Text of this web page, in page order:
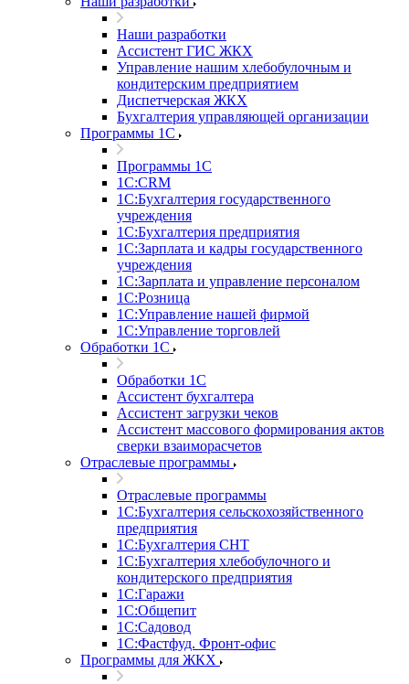
Наши разработки
Ассистент ГИС ЖКХ
Управление нашим хлебобулочным и
кондитерским предприятием
Диспетчерская ЖКХ
Бухгалтерия управляющей организации
Программы 1С
Программы 1С
1С:CRM
1С:Бухгалтерия государственного
учреждения
1С:Бухгалтерия предприятия
1С:Зарплата и кадры государственного
учреждения
1С:Зарплата и управление персоналом
1С:Розница
1С:Управление нашей фирмой
1С:Управление торговлей
Обработки 1С
Обработки 1С
Ассистент бухгалтера
Ассистент загрузки чеков
Ассистент массового формирования актов
сверки взаиморасчетов
Отраслевые программы
Отраслевые программы
1С:Бухгалтерия сельскохозяйственного
предприятия
1С:Бухгалтерия СНТ
1С:Бухгалтерия хлебобулочного и
кондитерского предприятия
1С:Гаражи
1С:Общепит
1С:Садовод
1С:Фастфуд. Фронт-офис
Программы для ЖКХ